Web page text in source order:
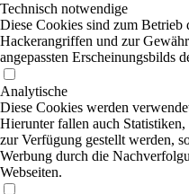
Technisch notwendige
Diese Cookies sind zum
Hackerangriffen und zur
angepassten Erscheinungsbilds
Analytische
Diese Cookies werden
Hierunter fallen auch
zur Verfügung gestellt werden,
Werbung durch die
Webseiten.